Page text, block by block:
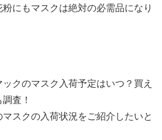
にもマスクは絶対の必需品になり
クのマスク入荷予定はいつ？買え
査！
スクの入荷状況をご紹介したいと